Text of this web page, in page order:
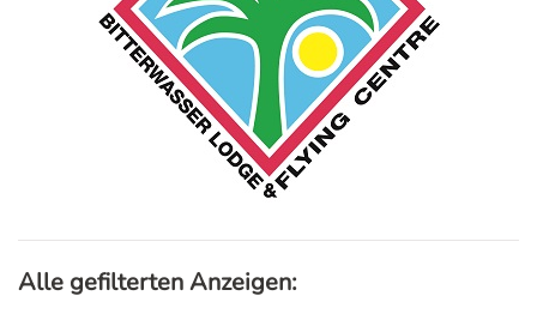
Alle gefilterten Anzeigen: